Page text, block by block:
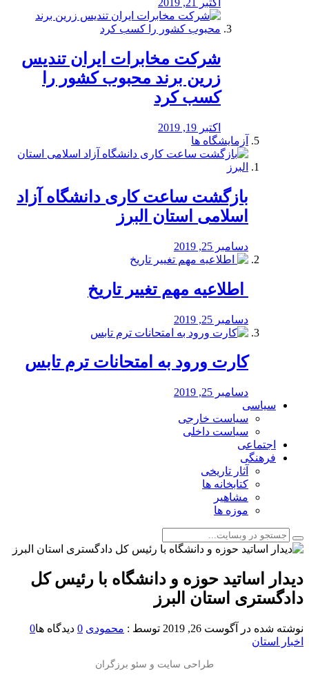
اکتبر 21, 2019
شرکت مخابرات ایران تندیس
زرین برند محبوب کشور را
کسب کرد
اکتبر 19, 2019
آزمایشگاه ها
بازگشت ساعت کاری دانشگاه آزاد
اسلامی استان البرز
دسامبر 25, 2019
️ اطلاعیه مهم تغییر تاریخ
دسامبر 25, 2019
کارت ورود به امتحانات ترم تابس
دسامبر 25, 2019
سیاسی
سیاست خارجی
سیاست داخلی
اجتماعی
فرهنگی
آثار تاریخی
کتابخانه ها
مشاهیر
موزه ها
دیدار اساتید حوزه و دانشگاه با رئیس کل
دادگستری استان البرز
نوشته شده در آگوست 26, 2019 توسط : محمودی 0 دیدگاه ها0
اخبار استان